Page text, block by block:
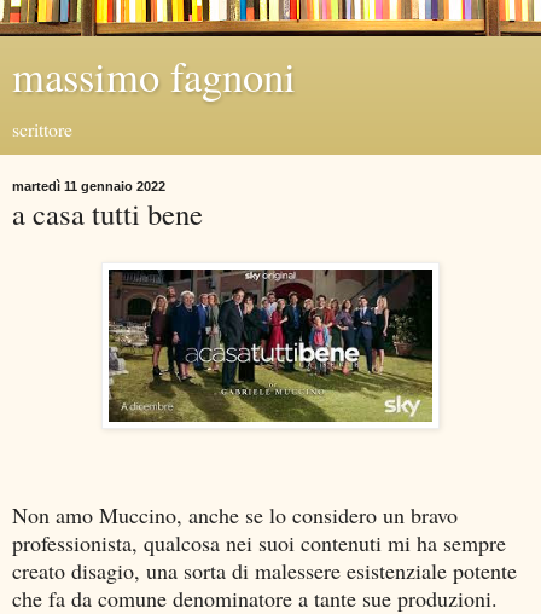
massimo fagnoni
scrittore
martedì 11 gennaio 2022
a casa tutti bene
Non amo Muccino, anche se lo considero un bravo
professionista, qualcosa nei suoi contenuti mi ha sempre
creato disagio, una sorta di malessere esistenziale potente
che fa da comune denominatore a tante sue produzioni.